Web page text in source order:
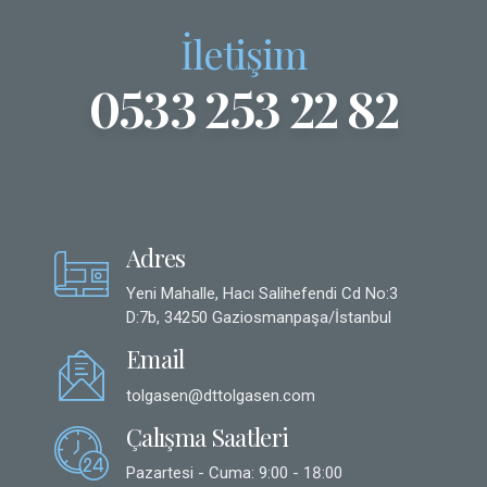
İletişim
0533 253 22 82
Adres
Yeni Mahalle, Hacı Salihefendi Cd No:3
D:7b, 34250 Gaziosmanpaşa/İstanbul
Email
tolgasen@dttolgasen.com
Çalışma Saatleri
Pazartesi - Cuma: 9:00 - 18:00